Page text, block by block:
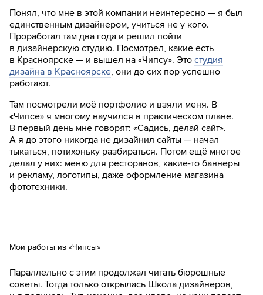
Понял, что мне в этой компании неинтересно — я был
единственным дизайнером, учиться не у кого.
Проработал там два года и решил пойти
в дизайнерскую студию. Посмотрел, какие есть
в Красноярске — и вышел на «Чипсу». Это студия
дизайна в Красноярске, они до сих пор успешно
работают.
Там посмотрели моё портфолио и взяли меня. В
«Чипсе» я многому научился в практическом плане.
В первый день мне говорят: «Садись, делай сайт».
А я до этого никогда не дизайнил сайты — начал
тыкаться, потихоньку разбираться. Потом ещё многое
делал у них: меню для ресторанов, какие-то баннеры
и рекламу, логотипы, даже оформление магазина
фототехники.
Мои работы из «Чипсы»
Параллельно с этим продолжал читать бюрошные
советы. Тогда только открылась Школа дизайнеров,